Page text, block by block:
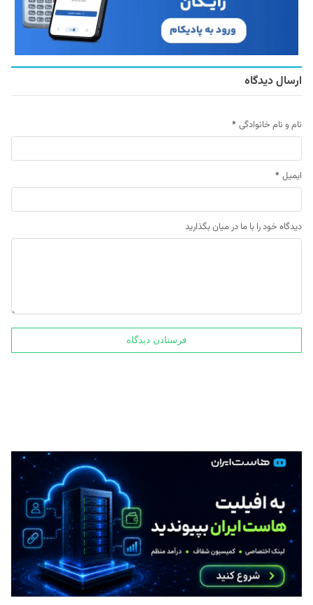
ارسال دیدگاه
نام و نام خانوادگی *
ایمیل *
دیدگاه خود را با ما در میان بگذارید